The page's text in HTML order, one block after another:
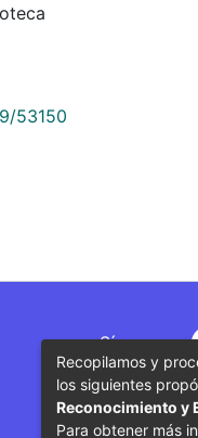
53150
Síguenos
Recopilamos y
los siguientes
Reconocimiento y
Para obtener más